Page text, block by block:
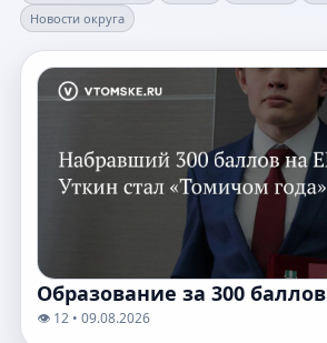
Новости округа
Образование за 300 баллов
👁️ 12 • 09.08.2026